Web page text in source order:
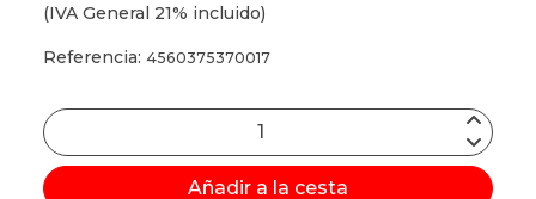
(IVA General 21% incluido)
Referencia: 4560375370017
Añadir a la cesta